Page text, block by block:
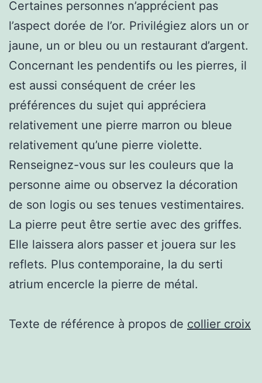
Certaines personnes n’apprécient pas
l’aspect dorée de l’or. Privilégiez alors un or
jaune, un or bleu ou un restaurant d’argent.
Concernant les pendentifs ou les pierres, il
est aussi conséquent de créer les
préférences du sujet qui appréciera
relativement une pierre marron ou bleue
relativement qu’une pierre violette.
Renseignez-vous sur les couleurs que la
personne aime ou observez la décoration
de son logis ou ses tenues vestimentaires.
La pierre peut être sertie avec des griffes.
Elle laissera alors passer et jouera sur les
reflets. Plus contemporaine, la du serti
atrium encercle la pierre de métal.
Texte de référence à propos de collier croix